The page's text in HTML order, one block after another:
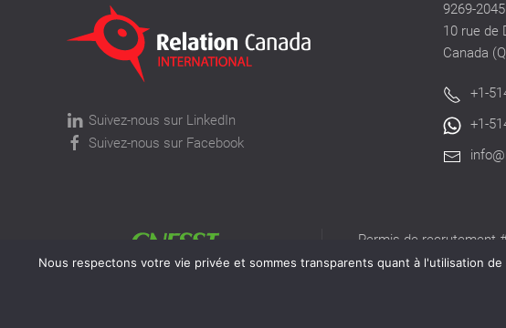
Suivez-nous sur LinkedIn
Suivez-nous sur Facebook
9269-
10 rue de
Canada
+1-
+1-
Permis de recrutement
permis valide délivré
Nous respectons votre vie privée et sommes transparents quant à l'utilisation